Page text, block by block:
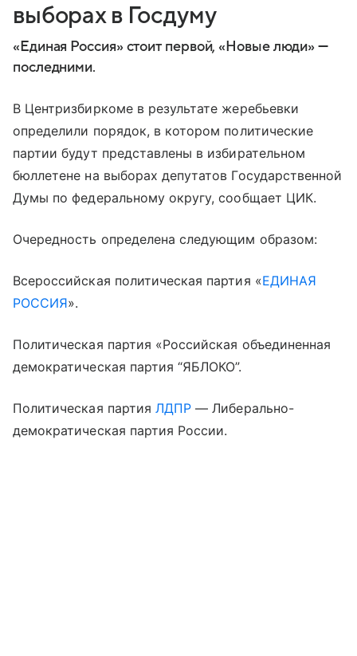
выборах в Госдуму
«Единая Россия» стоит первой, «Новые люди» —
последними.
В Центризбиркоме в результате жеребьевки
определили порядок, в котором политические
партии будут представлены в избирательном
бюллетене на выборах депутатов Государственной
Думы по федеральному округу, сообщает ЦИК.
Очередность определена следующим образом:
Всероссийская политическая партия «ЕДИНАЯ
РОССИЯ».
Политическая партия «Российская объединенная
демократическая партия “ЯБЛОКО”.
Политическая партия ЛДПР — Либерально-
демократическая партия России.